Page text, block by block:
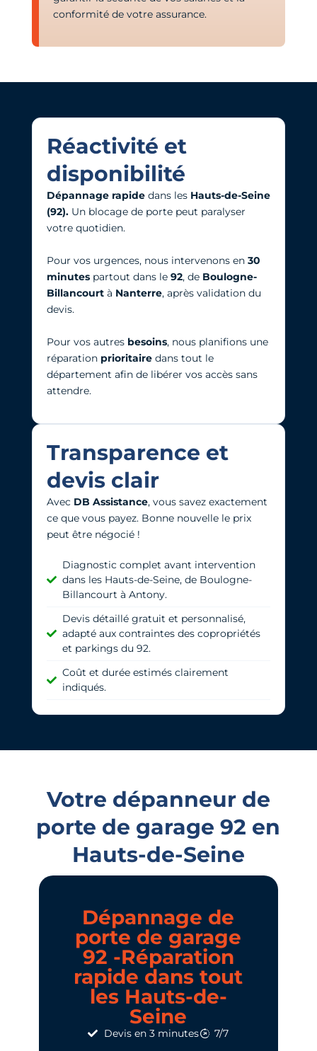
conformité de votre assurance.
Réactivité et
disponibilité
Dépannage rapidedans les Hauts-de-Seine
(92). Un blocage de porte peut paralyser
votre quotidien.
Pour vos urgences, nous intervenons en 30
minutespartout dans le 92, de Boulogne-
Billancourtà Nanterre, après validation du
devis.
Pour vos autres besoins, nous planifions une
réparation prioritairedans tout le
département afin de libérer vos accès sans
attendre.
Transparence et
devis clair
Avec DB Assistance, vous savez exactement
ce que vous payez. Bonne nouvelle le prix
peut être négocié !
Diagnostic complet avant intervention
dans les Hauts-de-Seine, de Boulogne-
Billancourt à Antony.
Devis détaillé gratuit et personnalisé,
adapté aux contraintes des copropriétés
et parkings du 92.
Coût et durée estimés clairement
indiqués.
Votre dépanneur de
porte de garage 92 en
Hauts-de-Seine
Dépannage de
porte de garage
92 -Réparation
rapide dans tout
les Hauts-de-
Seine
Devis en 3 minutes 7/7